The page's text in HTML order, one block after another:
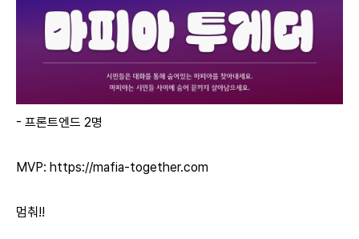
- 프론트엔드 2명
MVP: https://mafia-together.com
멈춰!!